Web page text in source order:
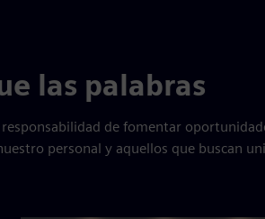
las palabras
de fomentar
personal y aquellos que buscan